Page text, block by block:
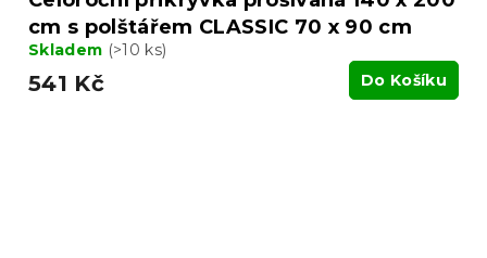
cm s polštářem CLASSIC 70 x 90 cm
Skladem (>10 ks)
541 Kč Do Košíku